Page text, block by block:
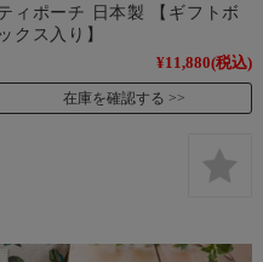
ィポーチ 日本製 【ギフトボ
ックス入り】
¥11,880(税込)
在庫を確認する